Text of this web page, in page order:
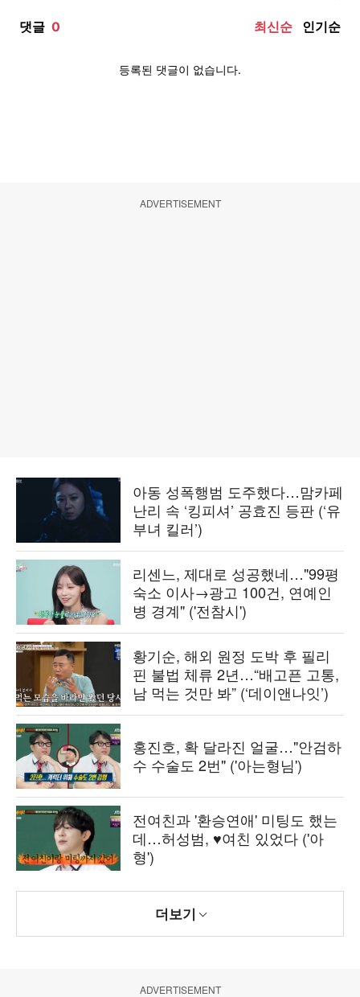
ADVERTISEMENT
아동 성폭행범 도주했다…맘카페
난리 속 ‘킹피셔’ 공효진 등판 (‘유
부녀 킬러’)
리센느, 제대로 성공했네…"99평
숙소 이사→광고 100건, 연예인
병 경계" ('전참시')
황기순, 해외 원정 도박 후 필리
핀 불법 체류 2년…“배고픈 고통,
남 먹는 것만 봐” (‘데이앤나잇’)
홍진호, 확 달라진 얼굴…"안검하
수 수술도 2번" ('아는형님')
전여친과 '환승연애' 미팅도 했는
데…허성범, ♥여친 있었다 ('아
형')
더보기
ADVERTISEMENT